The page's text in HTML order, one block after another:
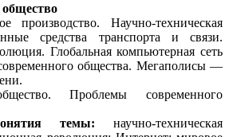
производство. Научно-техническая
средства транспорта и связи.
Глобальная компьютерная сеть
общества. Мегаполисы —
Проблемы современного
темы: научно-техническая